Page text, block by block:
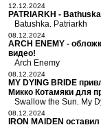
12.12.2024
PATRIARKH -
Batushka Patriarkh
08.12.2024
ARCH ENEMY -
видео!
Arch Enemy
08.12.2024
MY DYING BRIDE
Микко Котамяки для
Swallow the Sun
My
08.12.2024
IRON MAIDEN